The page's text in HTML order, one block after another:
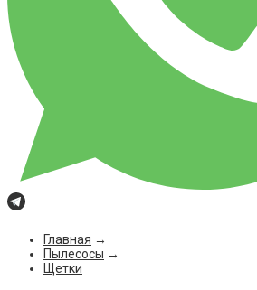
Главная →
Пылесосы →
Щетки